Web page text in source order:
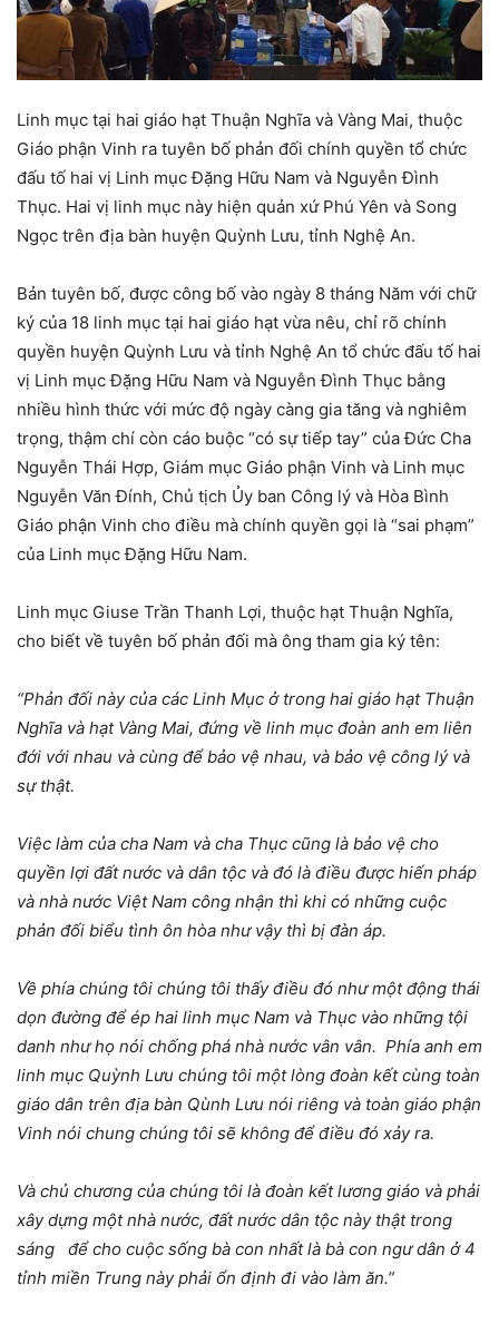
Linh mục tại hai giáo hạt Thuận Nghĩa và Vàng Mai, thuộc
Giáo phận Vinh ra tuyên bố phản đối chính quyền tổ chức
đấu tố hai vị Linh mục Đặng Hữu Nam và Nguyễn Đình
Thục. Hai vị linh mục này hiện quản xứ Phú Yên và Song
Ngọc trên địa bàn huyện Quỳnh Lưu, tỉnh Nghệ An.
Bản tuyên bố, được công bố vào ngày 8 tháng Năm với chữ
ký của 18 linh mục tại hai giáo hạt vừa nêu, chỉ rõ chính
quyền huyện Quỳnh Lưu và tỉnh Nghệ An tổ chức đấu tố hai
vị Linh mục Đặng Hữu Nam và Nguyễn Đình Thục bằng
nhiều hình thức với mức độ ngày càng gia tăng và nghiêm
trọng, thậm chí còn cáo buộc “có sự tiếp tay” của Đức Cha
Nguyễn Thái Hợp, Giám mục Giáo phận Vinh và Linh mục
Nguyễn Văn Đính, Chủ tịch Ủy ban Công lý và Hòa Bình
Giáo phận Vinh cho điều mà chính quyền gọi là “sai phạm”
của Linh mục Đặng Hữu Nam.
Linh mục Giuse Trần Thanh Lợi, thuộc hạt Thuận Nghĩa,
cho biết về tuyên bố phản đối mà ông tham gia ký tên:
“Phản đối này của các Linh Mục ở trong hai giáo hạt Thuận
Nghĩa và hạt Vàng Mai, đứng về linh mục đoàn anh em liên
đới với nhau và cùng để bảo vệ nhau, và bảo vệ công lý và
sự thật.
Việc làm của cha Nam và cha Thục cũng là bảo vệ cho
quyền lợi đất nước và dân tộc và đó là điều được hiến pháp
và nhà nước Việt Nam công nhận thì khi có những cuộc
phản đối biểu tình ôn hòa như vậy thì bị đàn áp.
Về phía chúng tôi chúng tôi thấy điều đó như một động thái
dọn đường để ép hai linh mục Nam và Thục vào những tội
danh như họ nói chống phá nhà nước vân vân. Phía anh em
linh mục Quỳnh Lưu chúng tôi một lòng đoàn kết cùng toàn
giáo dân trên địa bàn Qùnh Lưu nói riêng và toàn giáo phận
Vinh nói chung chúng tôi sẽ không để điều đó xảy ra.
Và chủ chương của chúng tôi là đoàn kết lương giáo và phải
xây dựng một nhà nước, đất nước dân tộc này thật trong
sáng để cho cuộc sống bà con nhất là bà con ngư dân ở 4
tỉnh miền Trung này phải ổn định đi vào làm ăn.”